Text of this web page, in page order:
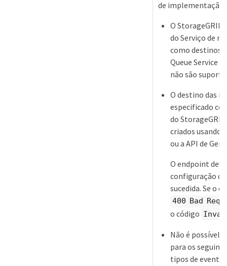
de implementação:
O
do Serviço de
como destinos.
Queue Service
não são
O destino das
especificado
do
criados usando
ou a API de
O endpoint
configuração
sucedida. Se o
400 Bad
o código
Não é possível
para os
tipos de